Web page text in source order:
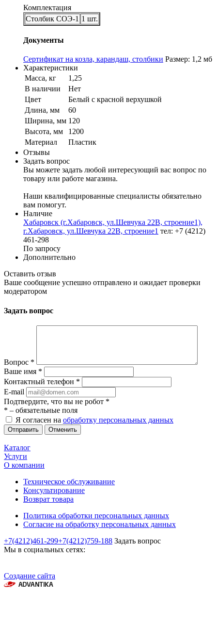
Комплектация
Столбик СОЭ-1 1 шт.
Документы
Сертификат на козла, карандаш, столбики Размер: 1,2 мб
Характеристики
Масса, кг
1,25
В наличии
Нет
Цвет
Белый с красной верхушкой
Длина, мм
60
Ширина, мм 120
Высота, мм
1200
Материал
Пластик
Отзывы
Задать вопрос
Вы можете задать любой интересующий вас вопрос по
товару или работе магазина.
Наши квалифицированные специалисты обязательно
вам помогут.
Наличие
Хабаровск (г.Хабаровск, ул.Шевчука 22В, строение1),
г.Хабаровск, ул.Шевчука 22В, строение1 тел: +7 (4212)
461-298
По запросу
Дополнительно
Оставить отзыв
Ваше сообщение успешно отправлено и ожидает проверки
модератором
Задать вопрос
Вопрос *
Ваше имя *
Контактный телефон *
E-mail
Подтвердите, что вы не робот *
* – обязательные поля
Я согласен на обработку персональных данных
Отменить
Каталог
Услуги
О компании
Техническое обслуживание
Консультирование
Возврат товара
Политика обработки персональных данных
Согласие на обработку персональных данных
+7(4212)461-299+7(4212)759-188 Задать вопрос
Мы в социальных сетях:
Создание сайта